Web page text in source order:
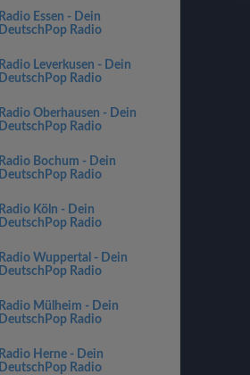
Radio Essen - Dein
DeutschPop Radio
Radio Leverkusen - Dein
DeutschPop Radio
Radio Oberhausen - Dein
DeutschPop Radio
Radio Bochum - Dein
DeutschPop Radio
Radio Köln - Dein
DeutschPop Radio
Radio Wuppertal - Dein
DeutschPop Radio
Radio Mülheim - Dein
DeutschPop Radio
Radio Herne - Dein
DeutschPop Radio